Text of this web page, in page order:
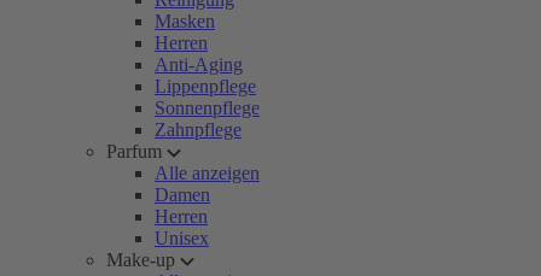
Masken
Herren
Anti-Aging
Lippenpflege
Sonnenpflege
Zahnpflege
Parfum
Alle anzeigen
Damen
Herren
Unisex
Make-up